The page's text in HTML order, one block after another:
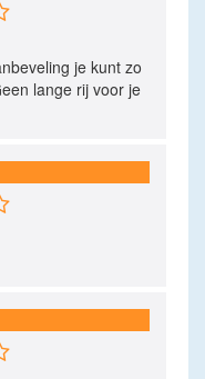
je kunt zo
lange rij voor je